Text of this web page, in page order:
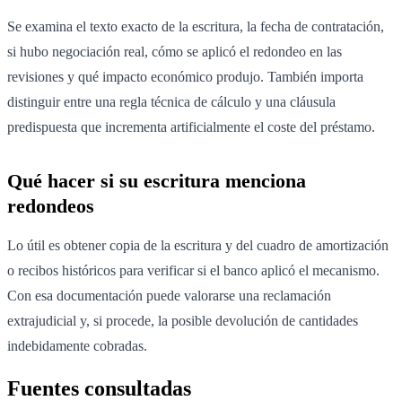
Se examina el texto exacto de la escritura, la fecha de contratación,
si hubo negociación real, cómo se aplicó el redondeo en las
revisiones y qué impacto económico produjo. También importa
distinguir entre una regla técnica de cálculo y una cláusula
predispuesta que incrementa artificialmente el coste del préstamo.
Qué hacer si su escritura menciona
redondeos
Lo útil es obtener copia de la escritura y del cuadro de amortización
o recibos históricos para verificar si el banco aplicó el mecanismo.
Con esa documentación puede valorarse una reclamación
extrajudicial y, si procede, la posible devolución de cantidades
indebidamente cobradas.
Fuentes consultadas